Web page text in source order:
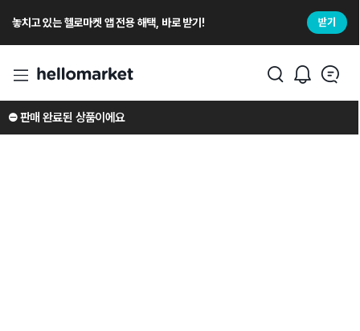
놓치고 있는 헬로마켓 앱 전용 해택, 바로 받기! 받기
⛔️ 판매 완료된 상품이에요